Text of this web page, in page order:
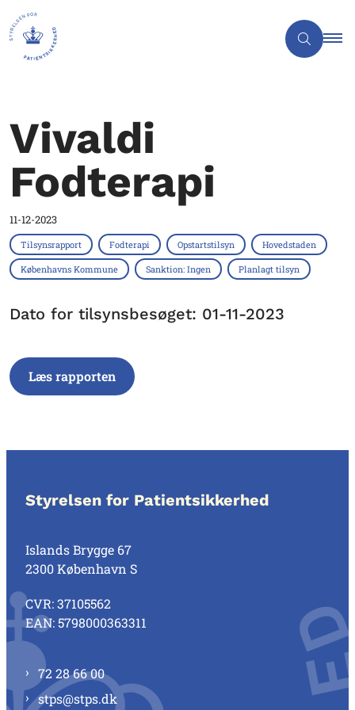
Vivaldi
Fodterapi
11-12-2023
Tilsynsrapport Fodterapi Opstartstilsyn Hovedstaden
Københavns Kommune Sanktion: Ingen Planlagt tilsyn
Dato for tilsynsbesøget: 01-11-2023
Læs rapporten
Styrelsen for Patientsikkerhed
Islands Brygge 67
2300 København S
CVR: 37105562
EAN: 5798000363311
72 28 66 00
stps@stps.dk